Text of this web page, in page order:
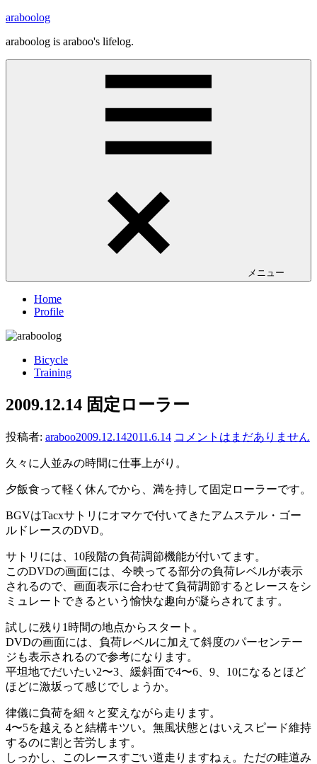
コ
テ
ン
araboolog
araboolog is araboo's lifelog.
メニュー
Home
Profile
Bicycle
Training
2009.12.14 固定ローラー
投稿者: araboo2009.12.142011.6.14 コメントはまだありません
久々に人並みの時間に仕事上がり。
夕飯食って軽く休んでから、満を持して固定ローラーです。
BGVはTacxサトリにオマケで付いてきたアムステル・ゴー
ルドレースのDVD。
サトリには、10段階の負荷調節機能が付いてます。
このDVDの画面には、今映ってる部分の負荷レベルが表示
されるので、画面表示に合わせて負荷調節するとレースをシ
ミュレートできるという愉快な趣向が凝らされてます。
試しに残り1時間の地点からスタート。
DVDの画面には、負荷レベルに加えて斜度のパーセンテー
ジも表示されるので参考になります。
平坦地でだいたい2〜3、緩斜面で4〜6、9、10になるとほど
ほどに激坂って感じでしょうか。
律儀に負荷を細々と変えながら走ります。
4〜5を越えると結構キツい。無風状態とはいえスピード維持
するのに割と苦労します。
しっかし、このレースすごい道走りますねぇ。ただの畦道み